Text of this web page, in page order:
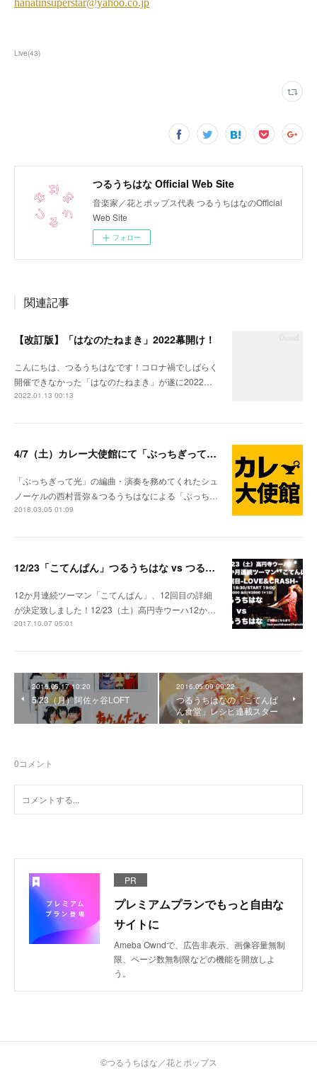
Live(43)
つるうちはな Official Web Site
音楽家／花とポップス代表 つるうちはなのOfficial
Web Site
フォロー
関連記事
【改訂版】「はなのたねまき」2022幕開け！
こんにちは、つるうちはなです！コロナ禍でしばらく
開催できなかった「はなのたねまき」が遂に2022…
2022.01.13 00:13
4/7（土）カレー大使館にて「ぶっちぎって光」リリース記念イベント開催！
「ぶっちぎって光」の編曲・演奏を務めてくれたシュ
ノーケルの西村晋弥＆つるうちはなによる「ぶっち…
2018.03.05 01:09
12/23「こてんぱん」つるうちはな vs つるうちはな 決定！
12か月連続ツーマン「こてんぱん」、12回目の詳細
が決定致しました！12/23（土）高円寺ウーハ12か…
2017.10.07 05:01
2016.05.17 10:20
5/23（月）阿佐ヶ谷LOFT
2016.05.09 09:22
つるうちはなの「こてんぱ
ん食堂」レシピ連載スター
ト！
0コメント
PR
プレミアムプランでもっと自由な
サイトに
Ameba Owndで、広告非表示、画像容量無制
限、ページ数無制限などの機能を開放しよ
う。
©つるうちはな／花とポップス